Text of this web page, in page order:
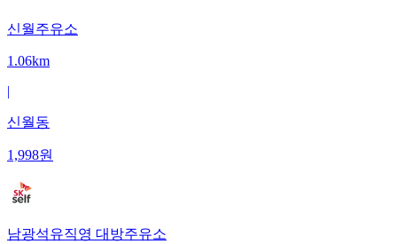
신월주유소
1.06km
|
신월동
1,998원
남광석유직영 대방주유소